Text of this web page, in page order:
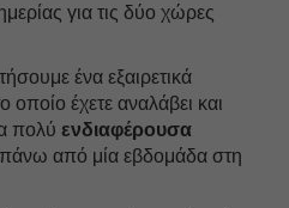
για τις δύο χώρες
ένα εξαιρετικά
έχετε αναλάβει και
πολύενδιαφέρουσα
από μία εβδομάδα στη